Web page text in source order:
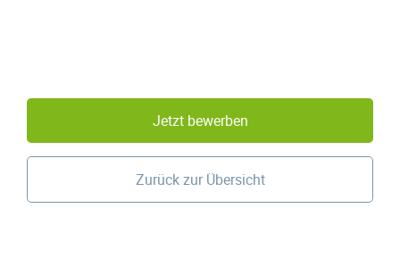
Jetzt bewerben
Zurück zur Übersicht